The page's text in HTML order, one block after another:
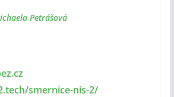
Petrášová
smernice-nis-2/